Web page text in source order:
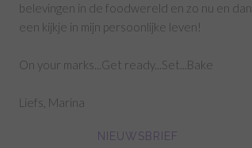
belevingen in de foodwereld en zo nu en dan
een kijkje in mijn persoonlijke leven!
On your marks...Get ready...Set...Bake
Liefs, Marina
NIEUWSBRIEF